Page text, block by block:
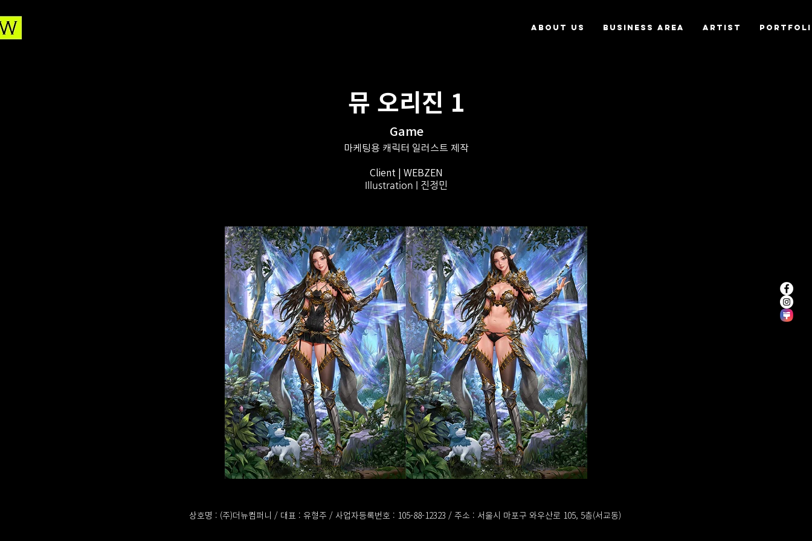
About us Business Area Artist
뮤 오리진 1
Game
마케팅용 캐릭터 일러스트 제작
Client | WEBZEN
Illustration | 진정민
상호명 : (주)더뉴컴퍼니 / 대표 : 유형주 / 사업자등록번호 : 105-88-12323 / 주소 : 서울시 마포구 와우산로 105, 5층(서교동)